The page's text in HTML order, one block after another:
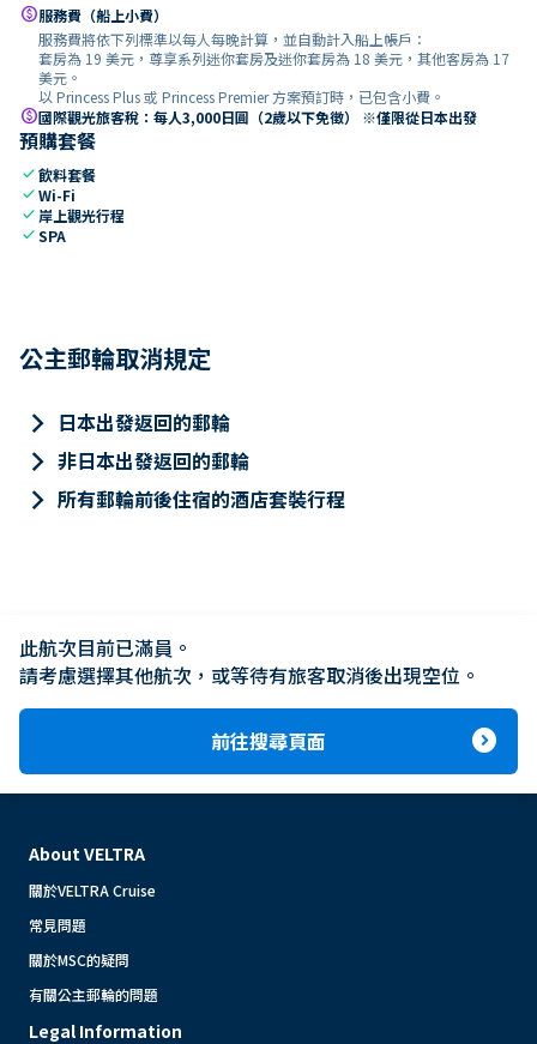
paid服務費（船上小費）
服務費將依下列標準以每人每晚計算，並自動計入船上帳戶：
套房為 19 美元，尊享系列迷你套房及迷你套房為 18 美元，其他客房為 17
美元。
以 Princess Plus 或 Princess Premier 方案預訂時，已包含小費。
paid國際觀光旅客稅：每人3,000日圓（2歲以下免徵） ※僅限從日本出發
預購套餐
check飲料套餐
checkWi-Fi
check 岸上觀光行程
checkSPA
公主郵輪取消規定
keyboard_arrow_right 日本出發返回的郵輪
keyboard_arrow_right 非日本出發返回的郵輪
keyboard_arrow_right 所有郵輪前後住宿的酒店套裝行程
此航次目前已滿員。
請考慮選擇其他航次，或等待有旅客取消後出現空位。
前往搜尋頁面 expand_circle_right
About VELTRA
關於VELTRA Cruise
常見問題
關於MSC的疑問
有關公主郵輪的問題
Legal Information